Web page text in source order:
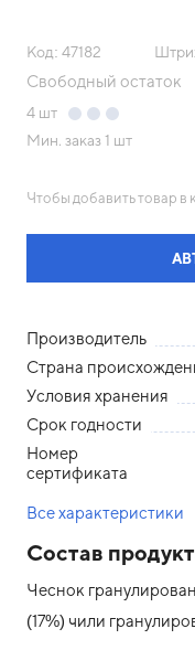
Код: 47182
Свободный остаток
4 шт
Мин. заказ 1 шт
Чтобы добавить товар в
Производитель
Страна
Условия хранения
Срок годности
Номер
сертификата
Все характеристики
Состав
Чеснок
(17%) чили